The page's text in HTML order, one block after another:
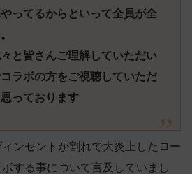
ってるからといって全員が全
と皆さんご理解していただい
ラボの方をご視聴していただ
っております
ンセントが割れで大炎上したロー
する事について言及していまし